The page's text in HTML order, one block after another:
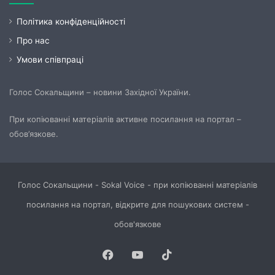
Політика конфіденційності
Про нас
Умови співпраці
Голос Сокальщини – новини Західної України.
При копіюванні матеріалів активне посилання на портал –
обов’язкове.
Голос Сокальщини - Sokal Voice - при копіюванні матеріалів
посилання на портал, відкрите для пошукових систем -
обов'язкове
Facebook
YouTube